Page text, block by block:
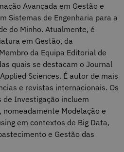
Avançada em Gestão e
Sistemas de Engenharia para a
do Minho. Atualmente, é
em Gestão, da
da Equipa Editorial de
quais se destacam o Journal
Sciences. É autor de mais
e revistas internacionais. Os
Investigação incluem
Modelação e
em contextos de Big Data,
e Gestão das